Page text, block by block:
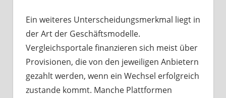
Ein weiteres Unterscheidungsmerkmal liegt in
der Art der Geschäftsmodelle.
Vergleichsportale finanzieren sich meist über
Provisionen, die von den jeweiligen Anbietern
gezahlt werden, wenn ein Wechsel erfolgreich
zustande kommt. Manche Plattformen